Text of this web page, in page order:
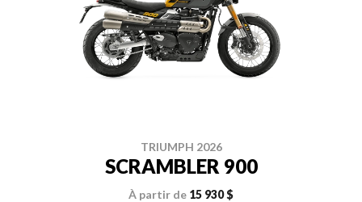
TRIUMPH 2026
SCRAMBLER 900
À partir de 15 930 $